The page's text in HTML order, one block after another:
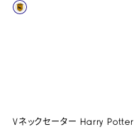
Vネックセーター Harry Potter